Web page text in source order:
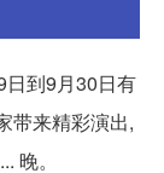
日到9月30日有
带来精彩演出,
晚。